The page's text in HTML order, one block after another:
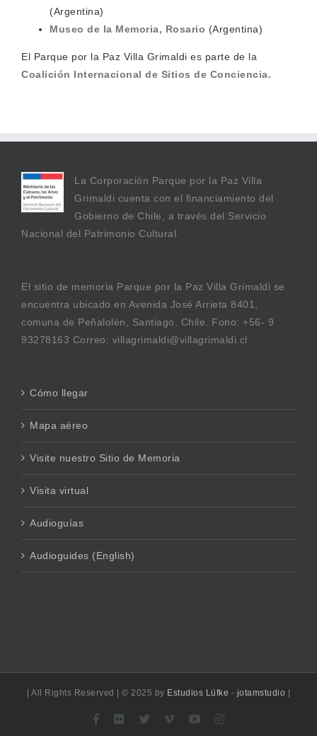
(Argentina)
Museo de la Memoria, Rosario (Argentina)
El Parque por la Paz Villa Grimaldi es parte de la
Coalición Internacional de Sitios de Conciencia.
La Corporación Parque por la Paz Villa
Grimaldi cuenta con el financiamiento del
Gobierno de Chile, a través del Servicio
Nacional del Patrimonio Cultural.
El sitio de memoria Parque por la Paz Villa Grimaldi se
encuentra ubicado en Avenida José Arrieta 8401,
comuna de Peñalolén, Santiago, Chile. Fono: +56- 9
93278163 Correo: villagrimaldi@villagrimaldi.cl
Cómo llegar
Mapa aéreo
Visite nuestro Sitio de Memoria
Visita virtual
Audioguías
Audioguides (English)
| All Rights Reserved | © 2025 by Estudios Lüfke - jotamstudio
Facebook
Flickr VimeoYouTubeInstagram